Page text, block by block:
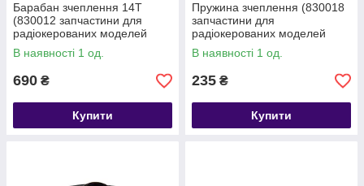
Барабан зчеплення 14T
(830012 запчастини для
радіокерованих моделей
Himoto)
В наявності 1 од.
690 ₴
Купити
Пружина зчеплення (830018
запчастини для
радіокерованих моделей
Himoto)
В наявності 1 од.
235 ₴
Купити